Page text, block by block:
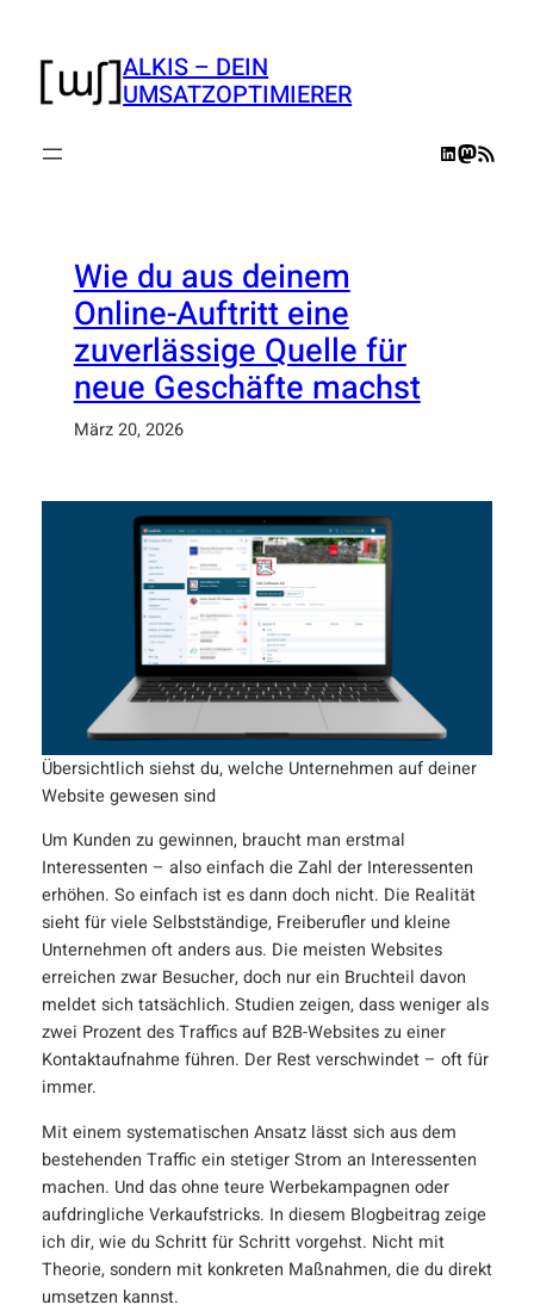
springen
ALKIS – DEIN
UMSATZOPTIMIERER
LinkedIn
RSS-Feed
Wie du aus deinem
Online-Auftritt eine
zuverlässige Quelle für
neue Geschäfte machst
März 20, 2026
Übersichtlich siehst du, welche Unternehmen auf deiner
Website gewesen sind
Um Kunden zu gewinnen, braucht man erstmal
Interessenten – also einfach die Zahl der Interessenten
erhöhen. So einfach ist es dann doch nicht. Die Realität
sieht für viele Selbstständige, Freiberufler und kleine
Unternehmen oft anders aus. Die meisten Websites
erreichen zwar Besucher, doch nur ein Bruchteil davon
meldet sich tatsächlich. Studien zeigen, dass weniger als
zwei Prozent des Traffics auf B2B-Websites zu einer
Kontaktaufnahme führen. Der Rest verschwindet – oft für
immer.
Mit einem systematischen Ansatz lässt sich aus dem
bestehenden Traffic ein stetiger Strom an Interessenten
machen. Und das ohne teure Werbekampagnen oder
aufdringliche Verkaufstricks. In diesem Blogbeitrag zeige
ich dir, wie du Schritt für Schritt vorgehst. Nicht mit
Theorie, sondern mit konkreten Maßnahmen, die du direkt
umsetzen kannst.